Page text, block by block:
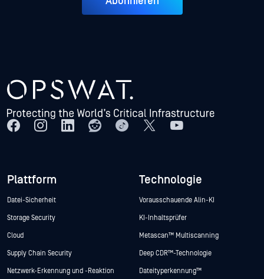
Plattform
Datei-Sicherheit
Storage Security
Cloud
Supply Chain Security
Netzwerk-Erkennung und -Reaktion
Technologie
Vorausschauende Alin-KI
KI-Inhaltsprüfer
Metascan™ Multiscanning
Deep CDR™-Technologie
Dateityperkennung™